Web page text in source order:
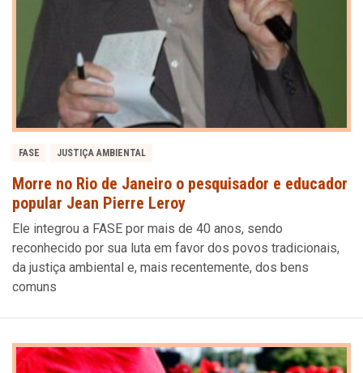
FASE JUSTIÇA AMBIENTAL
Morre no Rio de Janeiro o pesquisador e educador
popular Jean Pierre Leroy
Ele integrou a FASE por mais de 40 anos, sendo
reconhecido por sua luta em favor dos povos tradicionais,
da justiça ambiental e, mais recentemente, dos bens
comuns